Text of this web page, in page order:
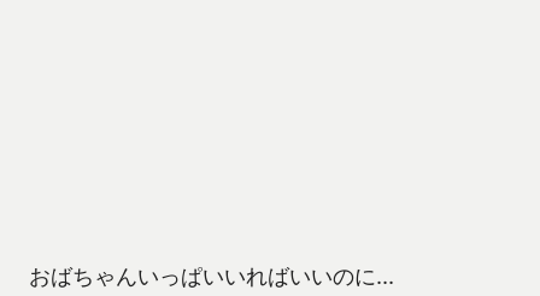
おばちゃんいっぱいいればいいのに…